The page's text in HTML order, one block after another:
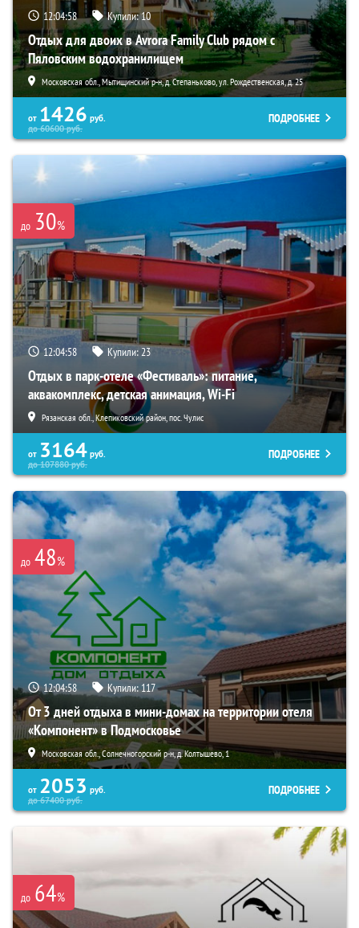
12:04:57 Купили:10
Отдых для двоих в Avrora Family Club рядом с
Пяловским водохранилищем
Московская обл., Мытищинский р-н, д. Степаньково, ул. Рождественская, д. 25
от 1426 руб.
до60600руб.
ПОДРОБНЕЕ
до 30%
12:04:57 Купили:23
Отдых в парк-отеле «Фестиваль»: питание,
аквакомплекс, детская анимация, Wi-Fi
Рязанская обл., Клепиковский район, пос. Чулис
от 3164 руб.
до107880руб.
ПОДРОБНЕЕ
до 48%
12:04:57 Купили: 117
От 3 дней отдыха в мини-домах на территории отеля
«Компонент» в Подмосковье
Московская обл., Солнечногорский р-н, д. Колтышево, 1
от 2053 руб.
до67400руб.
ПОДРОБНЕЕ
до 64%